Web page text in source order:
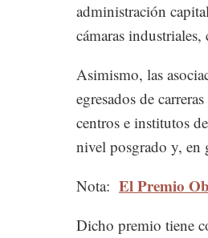
administración
cámaras
Asimismo, las
egresados de
centros e institutos
nivel posgrado y, en
Nota: El Premio
Dicho premio tiene